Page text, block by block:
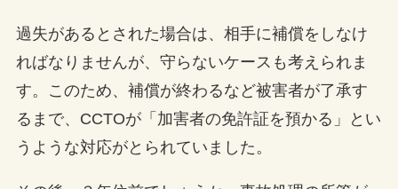
過失があるとされた場合は、相手に補償をしなけ
ればなりませんが、守らないケースも考えられま
す。このため、補償が終わるなど被害者が了承す
るまで、CCTOが「加害者の免許証を預かる」とい
うような対応がとられていました。